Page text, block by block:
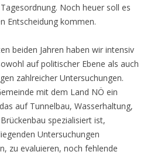
Noch heuer soll es
Entscheidung kommen.
beiden Jahren haben wir intensiv
auf politischer Ebene als auch
zahlreicher Untersuchungen.
mit dem Land NÖ ein
auf Tunnelbau, Wasserhaltung,
spezialisiert ist,
Untersuchungen
zu evaluieren, noch fehlende